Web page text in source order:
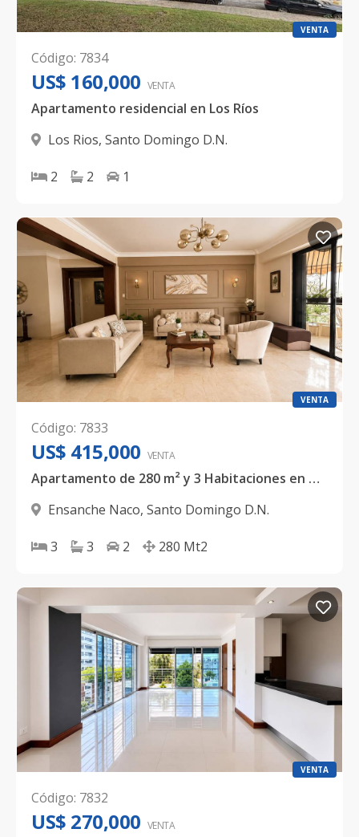
VENTA
Código: 7834
US$ 160,000 VENTA
Apartamento residencial en Los Ríos
Los Rios, Santo Domingo D.N.
2 2 1
VENTA
Código: 7833
US$ 415,000 VENTA
Apartamento de 280 m² y 3 Habitaciones en Naco – US$ 415,000
Ensanche Naco, Santo Domingo D.N.
3 3 2 280 Mt2
VENTA
Código: 7832
US$ 270,000 VENTA